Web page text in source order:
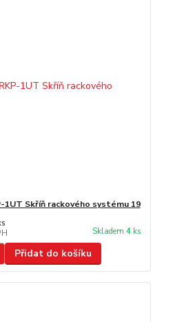
1UT Skříň rackového systému 19
Skladem 4 ks
Přidat do košíku